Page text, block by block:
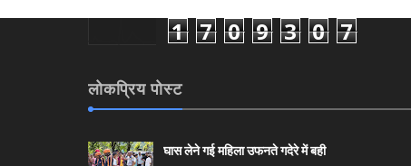
1 7 0 9 3 0 7
लोकप्रिय पोस्ट
घास लेने गई महिला उफनते गदेरे में बही